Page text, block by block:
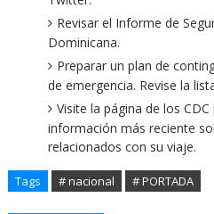
Revisar el Informe de
Dominicana.
Preparar un plan de
de emergencia. Revise la
Visite la página de los
información más reciente
relacionados con su viaje.
Tags # nacional # PORTADA